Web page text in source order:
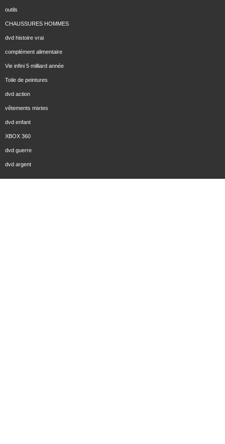
outils
CHAUSSURES HOMMES
dvd histoire vrai
complément alimentaire
Vie infini 5 milliard année
Toile de peintures
dvd action
vêtements mixtes
dvd enfant
XBOX 360
dvd guerre
dvd argent